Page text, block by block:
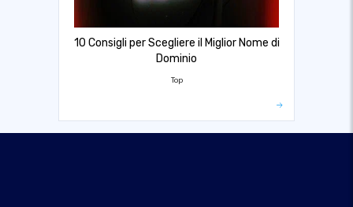
10 Consigli per Scegliere il Miglior Nome di
Dominio
Top